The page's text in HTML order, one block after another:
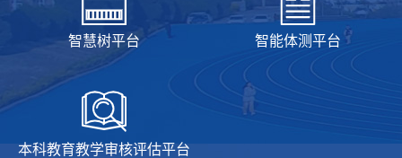
智慧树平台 智能体测平台
本科教育教学审核评估平台